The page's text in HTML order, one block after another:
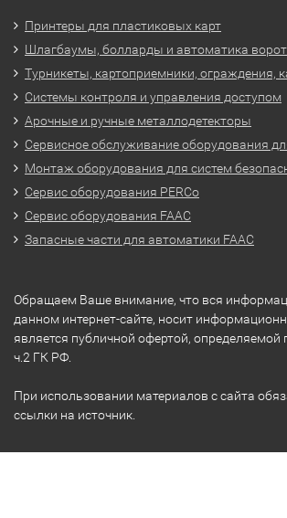
Принтеры для пластиковых карт
Шлагбаумы, болларды и автоматика ворот
Турникеты, картоприемники, ограждения,
Системы контроля и управления доступом
Арочные и ручные металлодетекторы
Сервисное обслуживание оборудования
Монтаж оборудования для систем
Сервис оборудования PERCo
Сервис оборудования FAAC
Запасные части для автоматики FAAC
Обращаем Ваше внимание, что вся
данном интернет-сайте, носит
является публичной офертой,
ч.2 ГК РФ.
При использовании материалов с сайта
ссылки на источник.